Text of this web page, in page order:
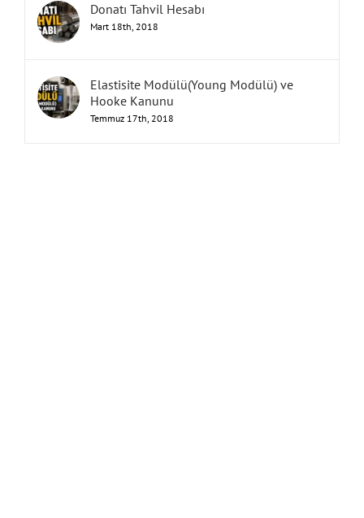
Donatı Tahvil Hesabı
Mart 18th, 2018
Elastisite Modülü(Young Modülü) ve
Hooke Kanunu
Temmuz 17th, 2018